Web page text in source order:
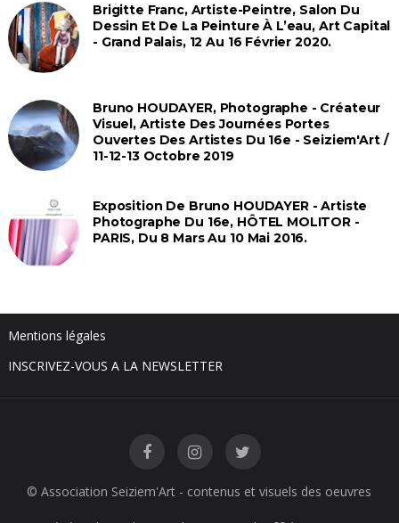
Brigitte Franc, Artiste-Peintre, Salon Du
Dessin Et De La Peinture À L’eau, Art Capital
- Grand Palais, 12 Au 16 Février 2020.
Bruno HOUDAYER, Photographe - Créateur
Visuel, Artiste Des Journées Portes
Ouvertes Des Artistes Du 16e - Seiziem'Art /
11-12-13 Octobre 2019
Exposition De Bruno HOUDAYER - Artiste
Photographe Du 16e, HÔTEL MOLITOR -
PARIS, Du 8 Mars Au 10 Mai 2016.
Mentions légales
INSCRIVEZ-VOUS A LA NEWSLETTER
© Association Seiziem'Art - contenus et visuels des oeuvres